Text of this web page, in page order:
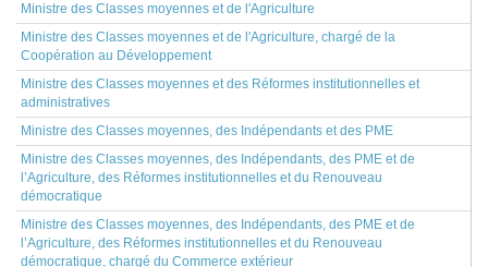
Ministre des Classes moyennes et de l'Agriculture
Ministre des Classes moyennes et de l'Agriculture, chargé de la
Coopération au Développement
Ministre des Classes moyennes et des Réformes institutionnelles et
administratives
Ministre des Classes moyennes, des Indépendants et des PME
Ministre des Classes moyennes, des Indépendants, des PME et de
l’Agriculture, des Réformes institutionnelles et du Renouveau
démocratique
Ministre des Classes moyennes, des Indépendants, des PME et de
l’Agriculture, des Réformes institutionnelles et du Renouveau
démocratique, chargé du Commerce extérieur